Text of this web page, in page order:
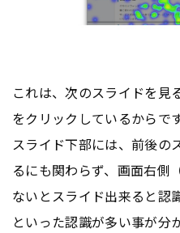
これは、次のスライドを見
をクリックしているからです
スライド下部には、前後
るにも関わらず、画面右側
ないとスライド出来ると認
といった認識が多い事が分